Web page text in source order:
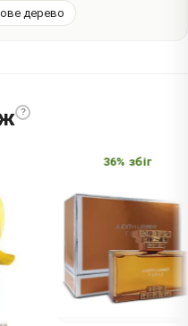
дерево
?
36% збіг